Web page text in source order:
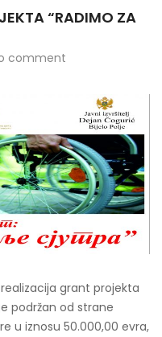
“RADIMO ZA
comment
grant projekta
podržan od strane
u iznosu 50.000,00 evra,